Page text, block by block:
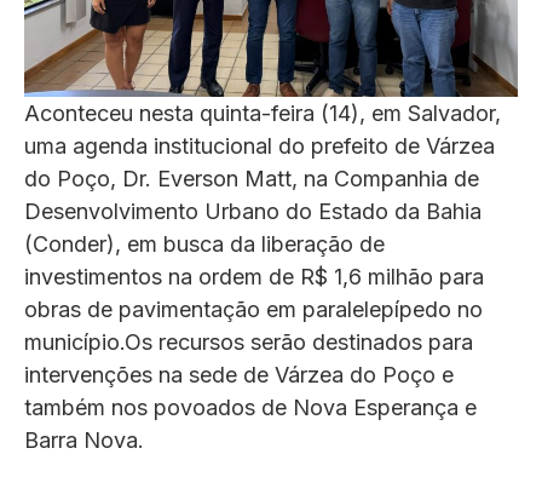
Aconteceu nesta quinta-feira (14), em Salvador,
uma agenda institucional do prefeito de Várzea
do Poço, Dr. Everson Matt, na Companhia de
Desenvolvimento Urbano do Estado da Bahia
(Conder), em busca da liberação de
investimentos na ordem de R$ 1,6 milhão para
obras de pavimentação em paralelepípedo no
município.Os recursos serão destinados para
intervenções na sede de Várzea do Poço e
também nos povoados de Nova Esperança e
Barra Nova.